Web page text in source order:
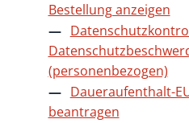
Bestellung anzeigen
(personenbezogen)
Daueraufenthalt-
beantragen